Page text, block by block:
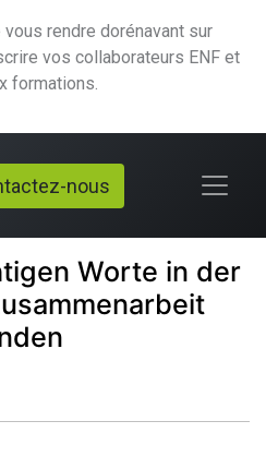
rendre dorénavant sur
vos collaborateurs ENF et
formations.
nous
Worte in der